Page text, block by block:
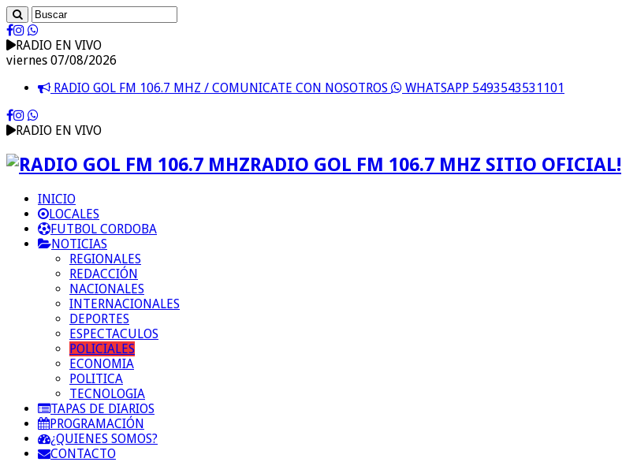
RADIO EN VIVO
viernes 07/08/2026
RADIO GOL FM 106.7 MHZ / COMUNICATE CON NOSOTROS
WHATSAPP 5493543531101
RADIO EN VIVO
RADIO GOL FM 106.7 MHZ SITIO OFICIAL!
INICIO
LOCALES
FUTBOL CORDOBA
NOTICIAS
REGIONALES
REDACCIÓN
NACIONALES
INTERNACIONALES
DEPORTES
ESPECTACULOS
POLICIALES
ECONOMIA
POLITICA
TECNOLOGIA
TAPAS DE DIARIOS
PROGRAMACIÓN
¿QUIENES SOMOS?
CONTACTO